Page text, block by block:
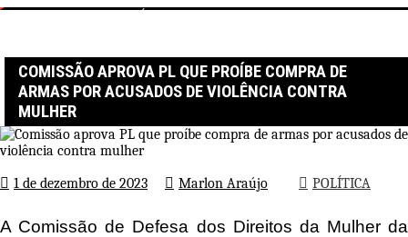
COMISSÃO APROVA PL QUE PROÍBE COMPRA DE
ARMAS POR ACUSADOS DE VIOLÊNCIA CONTRA
MULHER
1 de dezembro de 2023 Marlon Araújo POLÍTICA
A Comissão de Defesa dos Direitos da Mulher da